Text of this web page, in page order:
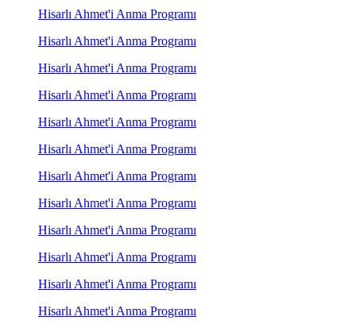
Hisarlı Ahmet'i Anma Programı
Hisarlı Ahmet'i Anma Programı
Hisarlı Ahmet'i Anma Programı
Hisarlı Ahmet'i Anma Programı
Hisarlı Ahmet'i Anma Programı
Hisarlı Ahmet'i Anma Programı
Hisarlı Ahmet'i Anma Programı
Hisarlı Ahmet'i Anma Programı
Hisarlı Ahmet'i Anma Programı
Hisarlı Ahmet'i Anma Programı
Hisarlı Ahmet'i Anma Programı
Hisarlı Ahmet'i Anma Programı